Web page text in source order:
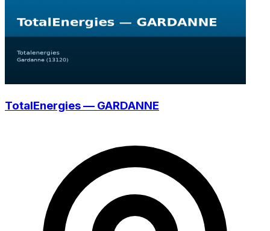
TotalEnergies — GARDANNE